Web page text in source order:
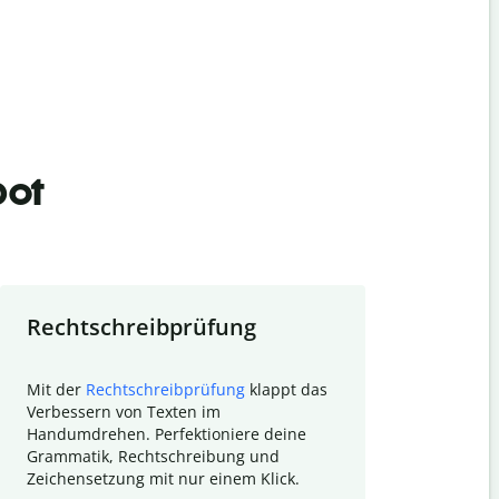
Rechtschreibprüfung
Mit der Rechtschreibprüfung klappt das
Verbessern von Texten im
Handumdrehen. Perfektioniere deine
Grammatik, Rechtschreibung und
Zeichensetzung mit nur einem Klick.